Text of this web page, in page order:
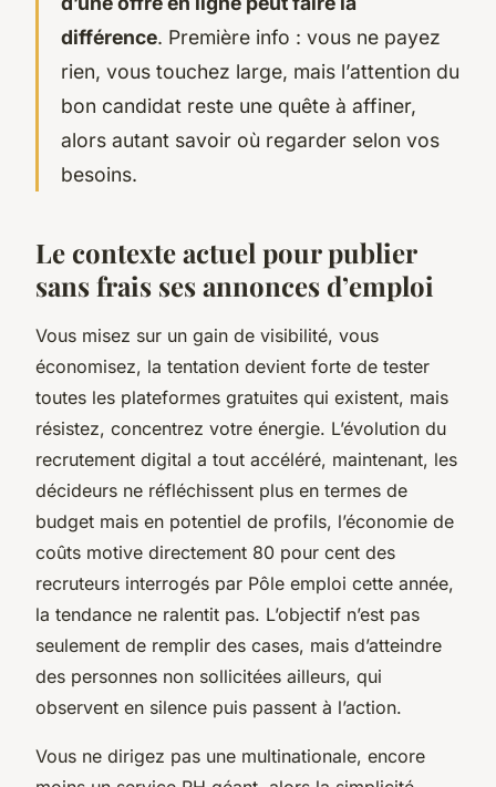
différence. Première info : vous ne payez
rien, vous touchez large, mais l’attention du
bon candidat reste une quête à affiner,
alors autant savoir où regarder selon vos
besoins.
Le contexte actuel pour publier
sans frais ses annonces d’emploi
Vous misez sur un gain de visibilité, vous
économisez, la tentation devient forte de tester
toutes les plateformes gratuites qui existent, mais
résistez, concentrez votre énergie. L’évolution du
recrutement digital a tout accéléré, maintenant, les
décideurs ne réfléchissent plus en termes de
budget mais en potentiel de profils, l’économie de
coûts motive directement 80 pour cent des
recruteurs interrogés par Pôle emploi cette année,
la tendance ne ralentit pas. L’objectif n’est pas
seulement de remplir des cases, mais d’atteindre
des personnes non sollicitées ailleurs, qui
observent en silence puis passent à l’action.
Vous ne dirigez pas une multinationale, encore